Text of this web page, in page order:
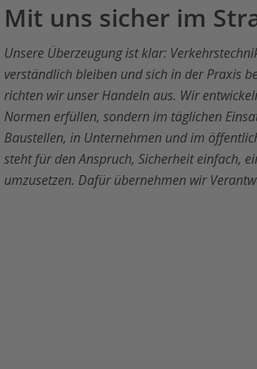
Mit uns sicher im
Unsere Überzeugung ist klar:
verständlich bleiben und sich in der Praxis
richten wir unser Handeln aus. Wir
Normen erfüllen, sondern im täglichen
Baustellen, in Unternehmen und im
steht für den Anspruch, Sicherheit einfach,
umzusetzen. Dafür übernehmen wir